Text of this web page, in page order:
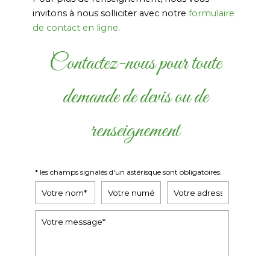
invitons à nous solliciter avec notre formulaire
de contact en ligne.
Contactez-nous pour toute
demande de devis ou de
renseignement
* les champs signalés d'un astérisque sont obligatoires.